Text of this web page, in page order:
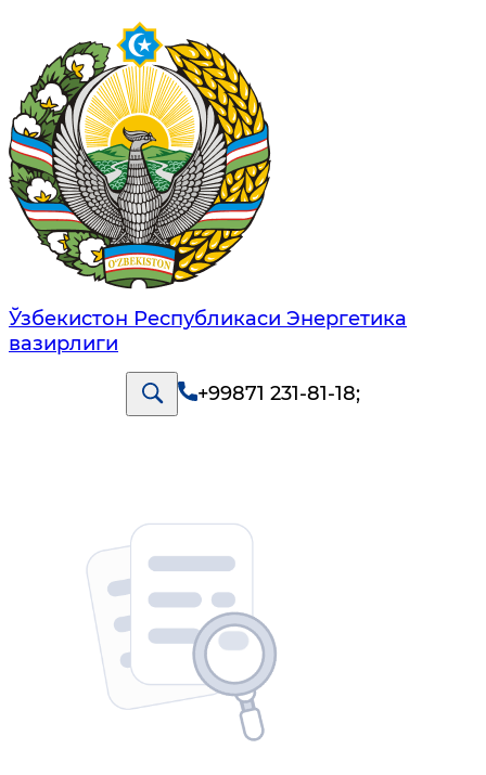
Ўзбекистон Республикаси Энергетика
вазирлиги
+99871 231-81-18;